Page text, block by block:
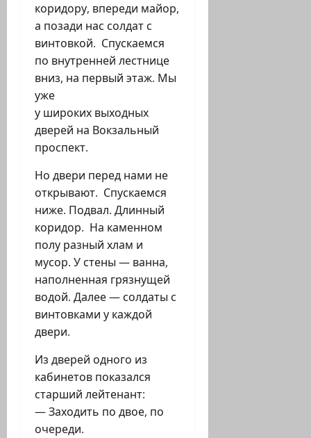
коридору, впереди майор,
а позади нас солдат с
винтовкой. Спускаемся
по внутренней лестнице
вниз, на первый этаж. Мы
уже
у широких выходных
дверей на Вокзальный
проспект.
Но двери перед нами не
открывают. Спускаемся
ниже. Подвал. Длинный
коридор. На каменном
полу разный хлам и
мусор. У стены — ванна,
наполненная грязнущей
водой. Далее — солдаты с
винтовками у каждой
двери.
Из дверей одного из
кабинетов показался
старший лейтенант:
— Заходить по двое, по
очереди.